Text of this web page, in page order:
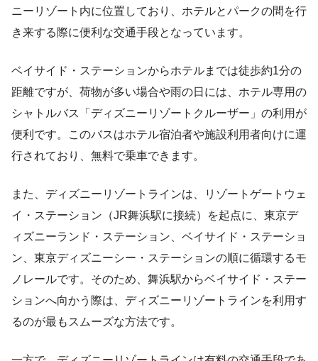
ニーリゾート内に位置しており、ホテルとパークの間を行
き来する際に便利な交通手段となっています。
ベイサイド・ステーションからホテルまでは徒歩約1分の
距離ですが、荷物が多い場合や雨の日には、ホテル専用の
シャトルバス「ディズニーリゾートクルーザー」の利用が
便利です。このバスはホテル宿泊者や施設利用者向けに運
行されており、無料で乗車できます。
また、ディズニーリゾートラインは、リゾートゲートウェ
イ・ステーション（JR舞浜駅に接続）を起点に、東京デ
ィズニーランド・ステーション、ベイサイド・ステーショ
ン、東京ディズニーシー・ステーションの順に循環するモ
ノレールです。そのため、舞浜駅からベイサイド・ステー
ションへ向かう際は、ディズニーリゾートラインを利用す
るのが最もスムーズな方法です。